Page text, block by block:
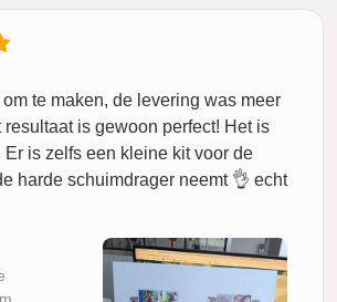
te maken, de levering was meer
is gewoon perfect! Het is
Er is zelfs een kleine kit voor de
harde schuimdrager neemt 👌 echt